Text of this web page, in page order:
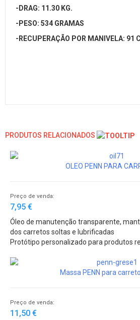
-DRAG: 11.30 KG.
-PESO: 534 GRAMAS
-RECUPERAÇÃO POR MANIVELA: 91
PRODUTOS RELACIONADOS
OLEO PENN PARA
Preço de venda:
7,95 €
Óleo de manutenção transparente,
dos carretos soltas e lubrificadas
Protótipo personalizado para produtos
Massa PENN para
Preço de venda:
11,50 €